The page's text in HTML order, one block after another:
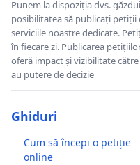
Punem la dispoziția dvs.
posibilitatea să publicați
serviciile noastre dedicate.
în fiecare zi. Publicarea
oferă impact și vizibilitate
au putere de decizie
Ghiduri
Cum să începi o petiție
online